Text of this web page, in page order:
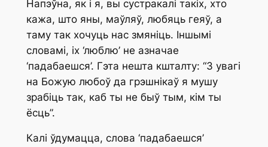
Напэўна, як і я, вы сустракалі такіх, хто
кажа, што яны, маўляў, любяць геяў, а
таму так хочуць нас змяніць. Іншымі
словамі, іх ‘люблю’ не азначае
‘падабаешся’. Гэта нешта кшталту: “З увагі
на Божую любоў да грэшнікаў я мушу
зрабіць так, каб ты не быў тым, кім ты
ёсць”.
Калі ўдумацца, слова ‘падабаешся’